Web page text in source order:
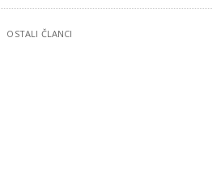
OSTALI ČLANCI